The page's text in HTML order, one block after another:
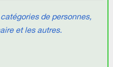
de personnes,
et les autres.